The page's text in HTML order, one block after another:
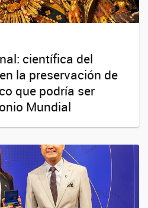
científica del
la preservación de
que podría ser
Mundial